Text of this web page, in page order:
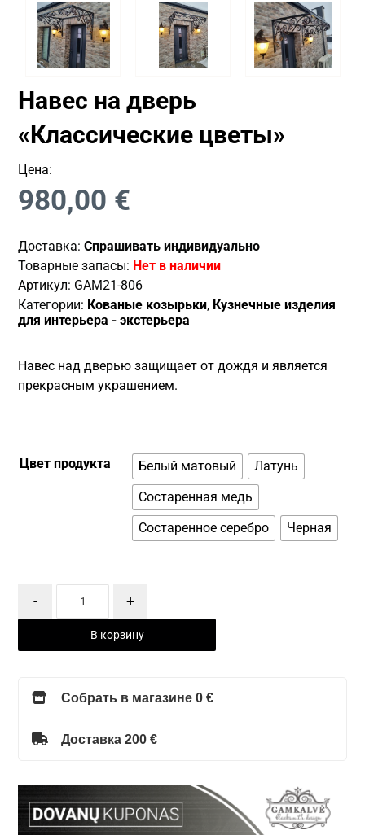
Навес на дверь
«Классические цветы»
Цена:
980,00 €
Доставка:Спрашивать индивидуально
Товарные запасы: Нет в наличии
Артикул: GAM21-806
Категории: Кованые козырьки, Кузнечные изделия
для интерьера - экстерьера
Навес над дверью защищает от дождя и является
прекрасным украшением.
Цвет продукта Белый матовый
Латунь
Состаренная медь
Состаренное серебро
Черная
- +
В корзину
Собрать в магазине 0 €
Доставка 200 €